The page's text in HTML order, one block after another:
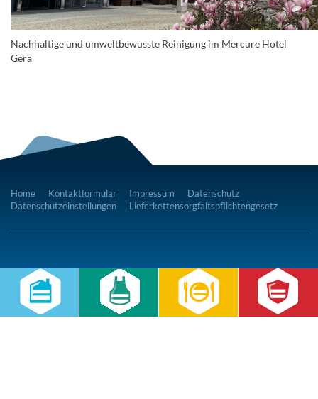
Nachhaltige und umweltbewusste Reinigung im Mercure Hotel
Gera
Home Kontaktformular Impressum
Datenschutz
Datenschutzeinstellungen
Lieferkettensorgfaltspflichtengesetz
RWS Gruppe
Gebäudeservice